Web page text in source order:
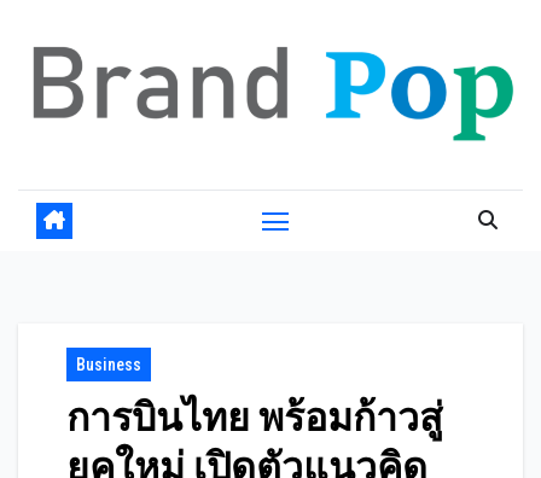
content
Business
การบินไทย พร้อมก้าวสู่
ยุคใหม่ เปิดตัวแนวคิด